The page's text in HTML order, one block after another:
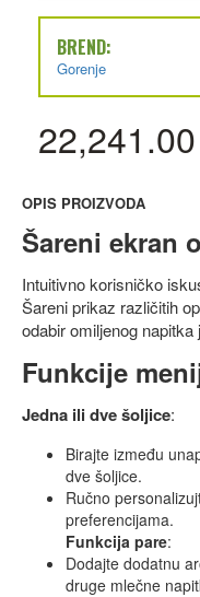
BREND:
Gorenje
OPIS PROIZVODA
Šareni ekran
Intuitivno korisničko
Šareni prikaz različitih
odabir omiljenog napitka
Funkcije
Jedna ili dve šoljice:
Birajte između
dve šoljice.
Ručno
preferencijama.
Funkcija pare:
Dodajte dodatnu
druge mlečne